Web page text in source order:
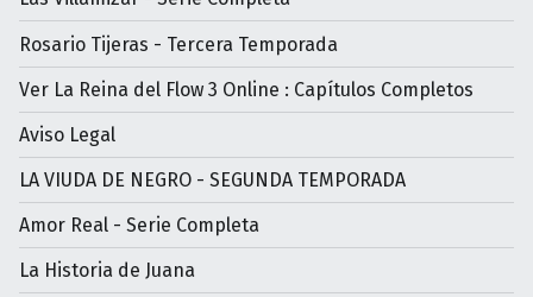
Rosario Tijeras - Tercera Temporada
Ver La Reina del Flow 3 Online : Capítulos Completos
Aviso Legal
LA VIUDA DE NEGRO - SEGUNDA TEMPORADA
Amor Real - Serie Completa
La Historia de Juana